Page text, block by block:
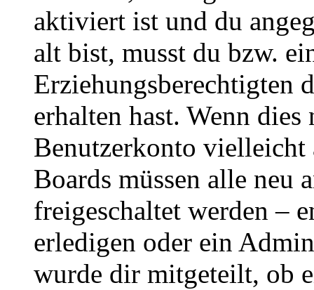
aktiviert ist und du
alt bist, musst du bzw.
Erziehungsberechtigten
erhalten hast. Wenn
Benutzerkonto
Boards müssen alle neu
freigeschaltet werden –
erledigen oder ein
wurde dir mitgeteilt, ob